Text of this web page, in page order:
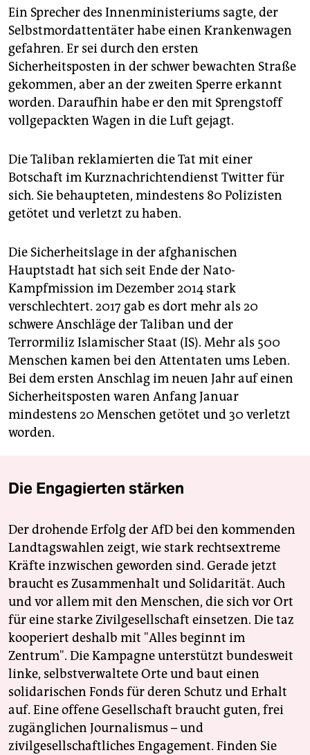
Ein Sprecher des Innenministeriums sagte, der
Selbstmordattentäter habe einen Krankenwagen
gefahren. Er sei durch den ersten
Sicherheitsposten in der schwer bewachten Straße
gekommen, aber an der zweiten Sperre erkannt
worden. Daraufhin habe er den mit Sprengstoff
vollgepackten Wagen in die Luft gejagt.
Die Taliban reklamierten die Tat mit einer
Botschaft im Kurznachrichtendienst Twitter für
sich. Sie behaupteten, mindestens 80 Polizisten
getötet und verletzt zu haben.
Die Sicherheitslage in der afghanischen
Hauptstadt hat sich seit Ende der Nato-
Kampfmission im Dezember 2014 stark
verschlechtert. 2017 gab es dort mehr als 20
schwere Anschläge der Taliban und der
Terrormiliz Islamischer Staat (IS). Mehr als 500
Menschen kamen bei den Attentaten ums Leben.
Bei dem ersten Anschlag im neuen Jahr auf einen
Sicherheitsposten waren Anfang Januar
mindestens 20 Menschen getötet und 30 verletzt
worden.
Die Engagierten stärken
Der drohende Erfolg der AfD bei den kommenden
Landtagswahlen zeigt, wie stark rechtsextreme
Kräfte inzwischen geworden sind. Gerade jetzt
braucht es Zusammenhalt und Solidarität. Auch
und vor allem mit den Menschen, die sich vor Ort
für eine starke Zivilgesellschaft einsetzen. Die taz
kooperiert deshalb mit "Alles beginnt im
Zentrum". Die Kampagne unterstützt bundesweit
linke, selbstverwaltete Orte und baut einen
solidarischen Fonds für deren Schutz und Erhalt
auf. Eine offene Gesellschaft braucht guten, frei
zugänglichen Journalismus – und
zivilgesellschaftliches Engagement. Finden Sie